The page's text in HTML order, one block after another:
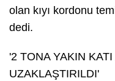
olan kıyı kordonu
dedi.
'2 TONA YAKIN
UZAKLAŞTIRILDI'